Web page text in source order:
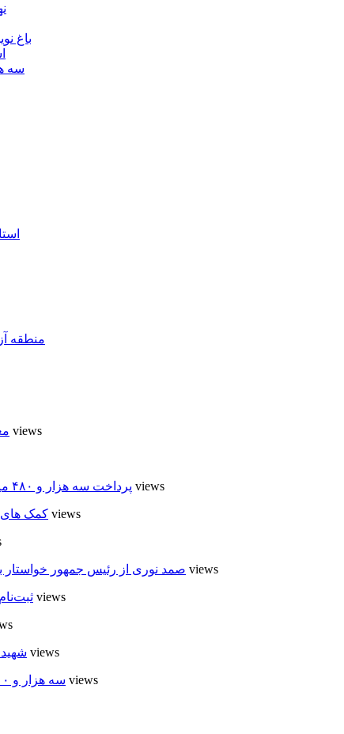
باغ
سه هزار و ۷۰۰ میلیارد ریال
منطقه
6 views
پرداخت سه هزار و ۴۸۰ میلیارد تومان تسهیلات مقاوم سازی مسکن روستایی در اردبیل 5 views
کمک های 5 views
صمد نوری از رئیس جمهور خواستار 5 views
ثبت‌نام بیش از ۵۰۰۰ داوطلب 5 views
4 views
سه هزار و ۷۰۰ میلیارد ریال برای توسعه زیرساخت عشایر اردبیل ابلاغ شد 4 views